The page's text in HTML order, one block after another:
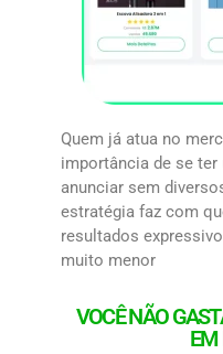
Quem já atua no
importância de se
anunciar sem
estratégia faz com
resultados
muito menor
VOCÊ NÃO
EM